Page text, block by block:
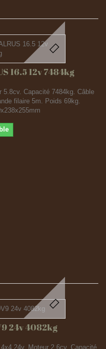
16.5 12v 7484kg
5.8cv. Capacité 7484kg. Câble
filaire 5m. Poids 69kg.
24v 4082kg
24v. Moteur 2.6cv. Capacité